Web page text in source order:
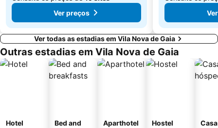
Ver preços
Ver todas as estadias em Vila Nova de Gaia
Outras estadias em Vila Nova de Gaia
Hotel
Bed and
Aparthotel Hostel